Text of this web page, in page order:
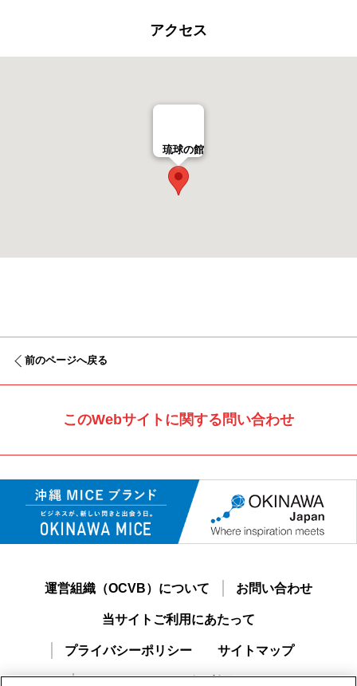
アクセス
琉球の館
前のページへ戻る
このWebサイトに関する問い合わせ
運営組織（OCVB）について お問い合わせ
当サイトご利用にあたって
プライバシーポリシー サイトマップ
おきなわMICEナビご利用ガイド